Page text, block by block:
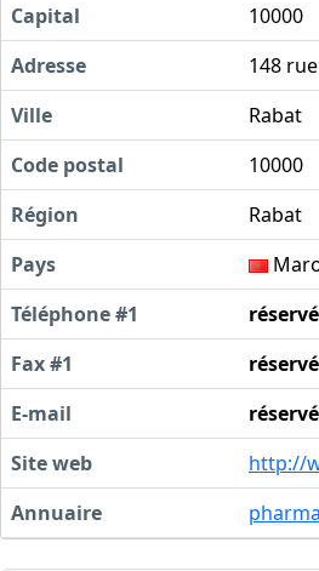
Capital
10000
Adresse
148
Ville
Rabat
Code postal
10000
Région
Rabat
Pays
Téléphone #1
Fax #1
E-mail
Site web
http://
Annuaire